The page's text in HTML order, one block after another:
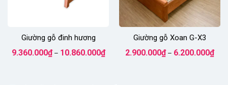
Giường gỗ đinh hương
9.360.000₫ – 10.860.000₫Khoảng
giá:
Giường gỗ Xoan G-X3
2.900.000₫ – 6.200.000₫giá: